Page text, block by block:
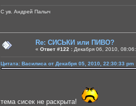
С ув. Андрей Палыч
Re: СИСЬКИ или ПИВО?
« Ответ #122 : Декабря 06, 2010,
Цитата: Василиса от Декабря 05, 2010, 22:30:33 pm
тема сисек не раскрыта!